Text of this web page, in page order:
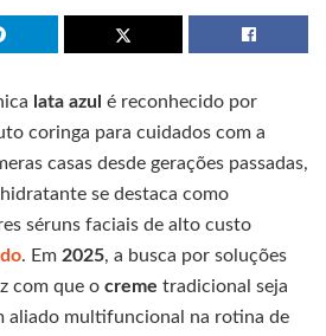
lata azul é reconhecido por
coringa para cuidados com a
casas desde gerações passadas,
se destaca como
séruns faciais de alto custo
. Em 2025, a busca por soluções
com que o creme tradicional seja
aliado multifuncional na rotina de